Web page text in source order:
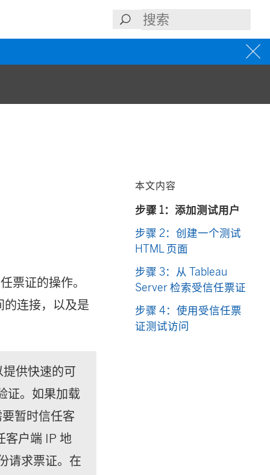
票证的操作。
的连接，以及是
供快速的可
证。如果加载
暂时信任客
客户端 IP 地
请求票证。在
本文内容
步骤 1：添加测试用户
步骤 2：创建一个测试
HTML 页面
步骤 3：从 Tableau
Server 检索受信任票证
步骤 4：使用受信任票
证测试访问